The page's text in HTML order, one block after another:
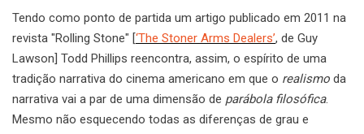
Tendo como ponto de partida um artigo publicado em 2011 na
revista "Rolling Stone" [‘The Stoner Arms Dealers’, de Guy
Lawson] Todd Phillips reencontra, assim, o espírito de uma
tradição narrativa do cinema americano em que o realismo da
narrativa vai a par de uma dimensão de parábola filosófica.
Mesmo não esquecendo todas as diferenças de grau e